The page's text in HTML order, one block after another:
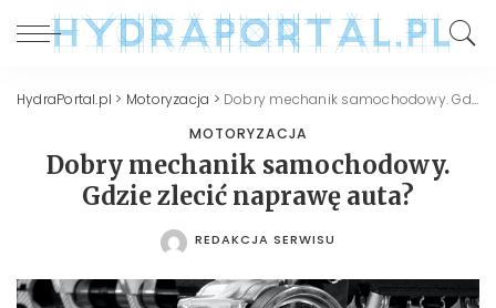
HydraPortal.pl > Motoryzacja > Dobry mechanik samochodowy. Gdzie zlecić naprawę auta?
MOTORYZACJA
Dobry mechanik samochodowy.
Gdzie zlecić naprawę auta?
POSTED
REDAKCJA SERWISU